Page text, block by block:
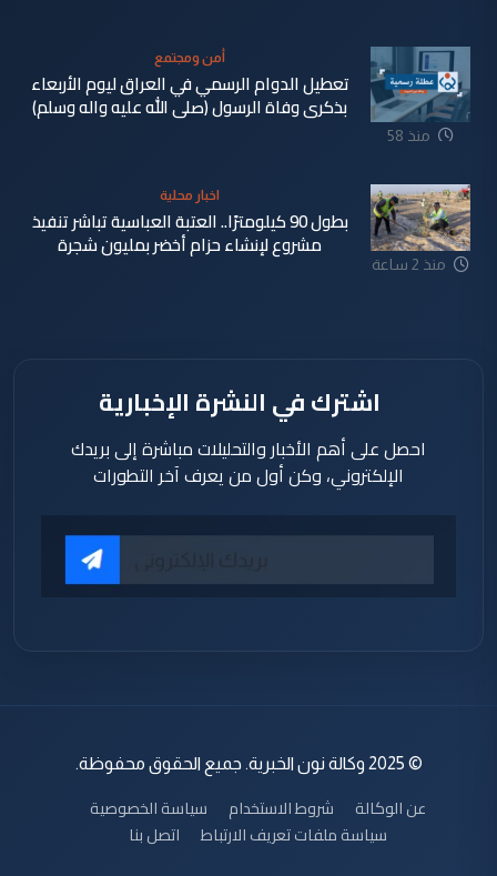
منذ 58
أمن ومجتمع
تعطيل الدوام الرسمي في العراق ليوم الأربعاء
بذكرى وفاة الرسول (صلى الله عليه واله وسلم)
منذ 2 ساعة
اخبار محلية
بطول 90 كيلومترًا.. العتبة العباسية تباشر تنفيذ
مشروع لإنشاء حزام أخضر بمليون شجرة
اشترك في النشرة الإخبارية
احصل على أهم الأخبار والتحليلات مباشرة إلى بريدك
الإلكتروني، وكن أول من يعرف آخر التطورات
© 2025 وكالة نون الخبرية. جميع الحقوق محفوظة.
عن الوكالة شروط الاستخدام
سياسة الخصوصية
سياسة ملفات تعريف الارتباط
اتصل بنا